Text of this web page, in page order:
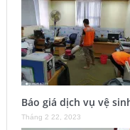
Báo giá dịch vụ vệ
Tháng 2 22, 2023